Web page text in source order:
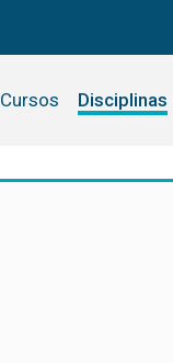
Cursos Disciplinas